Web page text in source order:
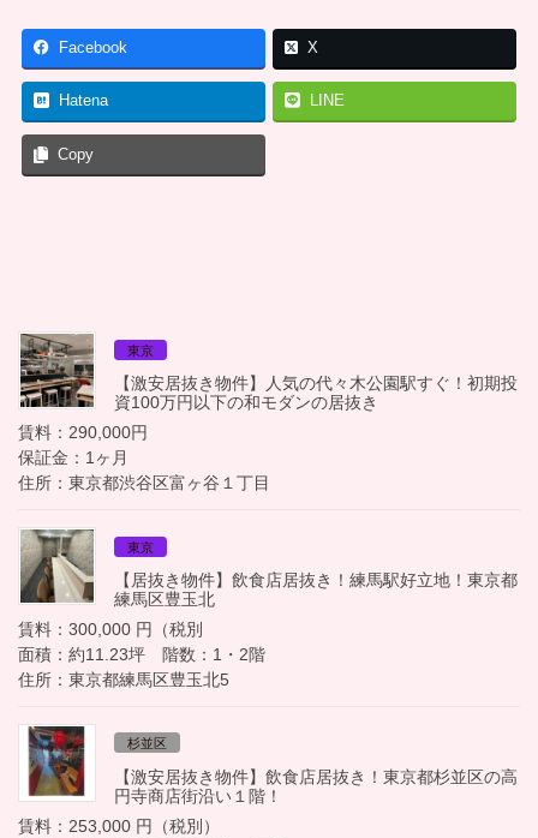
Facebook X
Hatena LINE
Copy
東京
【激安居抜き物件】人気の代々木公園駅すぐ！初期投
資100万円以下の和モダンの居抜き
賃料：290,000円
保証金：1ヶ月
住所：東京都渋谷区富ヶ谷１丁目
東京
【居抜き物件】飲食店居抜き！練馬駅好立地！東京都
練馬区豊玉北
賃料：300,000 円（税別
面積：約11.23坪 階数：1・2階
住所：東京都練馬区豊玉北5
杉並区
【激安居抜き物件】飲食店居抜き！東京都杉並区の高
円寺商店街沿い１階！
賃料：253,000 円（税別）